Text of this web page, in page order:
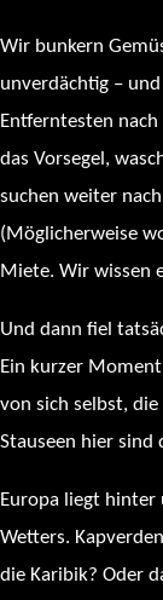
Wir bunkern
unverdächtig –
Entferntesten
das Vorsegel,
suchen weiter
(Möglicherweise
Miete. Wir wissen
Und dann fiel
Ein kurzer
von sich selbst,
Stauseen hier sind
Europa liegt hinter
Wetters.
die Karibik? Oder